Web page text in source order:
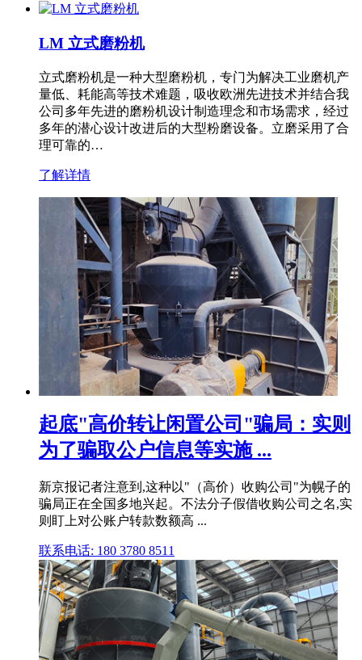
LM 立式磨粉机
立式磨粉机是一种大型磨粉机，专门为解决工业磨机产
量低、耗能高等技术难题，吸收欧洲先进技术并结合我
公司多年先进的磨粉机设计制造理念和市场需求，经过
多年的潜心设计改进后的大型粉磨设备。立磨采用了合
理可靠的…
了解详情
起底"高价转让闲置公司"骗局：实则
为了骗取公户信息等实施 ...
新京报记者注意到,这种以"（高价）收购公司"为幌子的
骗局正在全国多地兴起。不法分子假借收购公司之名,实
则盯上对公账户转款数额高 ...
联系电话: 180 3780 8511